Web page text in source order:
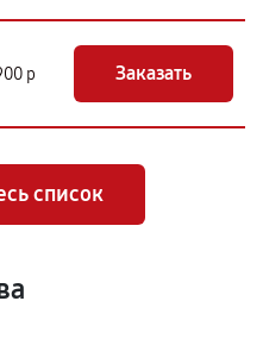
р Заказать
список